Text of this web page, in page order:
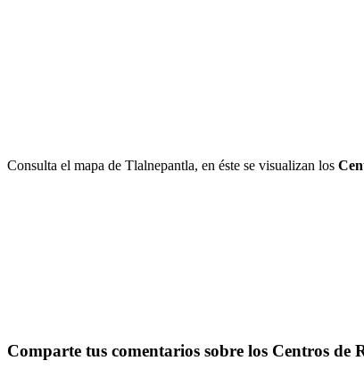
Consulta el mapa de Tlalnepantla, en éste se visualizan los
Comparte tus comentarios sobre los Centros